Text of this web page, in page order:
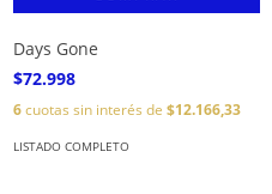
Days Gone
$72.998
6cuotas sin interés de $12.166,33
LISTADO COMPLETO